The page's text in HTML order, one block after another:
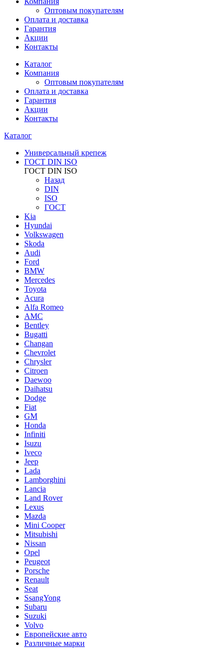
Оптовым покупателям
Оплата и доставка
Гарантия
Акции
Контакты
Каталог
Компания
Оптовым покупателям
Оплата и доставка
Гарантия
Акции
Контакты
Каталог
Универсальный крепеж
ГОСТ DIN ISO
ГОСТ DIN ISO
Назад
DIN
ISO
ГОСТ
Kia
Hyundai
Volkswagen
Skoda
Audi
Ford
BMW
Mercedes
Toyota
Acura
Alfa Romeo
AMC
Bentley
Bugatti
Changan
Chevrolet
Chrysler
Citroen
Daewoo
Daihatsu
Dodge
Fiat
GM
Honda
Infiniti
Isuzu
Iveco
Jeep
Lada
Lamborghini
Lancia
Land Rover
Lexus
Mazda
Mini Cooper
Mitsubishi
Nissan
Opel
Peugeot
Porsche
Renault
Seat
SsangYong
Subaru
Suzuki
Volvo
Европейские авто
Различные марки